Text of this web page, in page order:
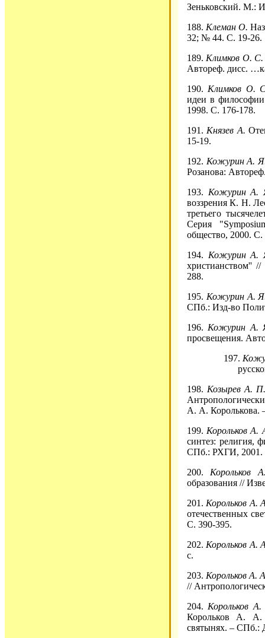
Зеньковский. М.:
188. Клеман О.
32; № 44. С. 19-26.
189. Климков О.
Автореф. дисс.
190. Климков О.
идеи в
1998. С. 176-178.
191. Князев А.
15-19.
192. Кожурин А.
Розанова:
193. Кожурин
воззрения К. Н.
третьего
Серия
общество, 2000. С.
194. Кожурин
христианством''
288.
195. Кожурин А.
СПб.: Изд-во
196. Кожурин
просвещения.
197.
198. Козырев А.
А. А. Королькова.
199. Корольков А.
синтез: религия,
СПб.: РХГИ, 2001.
200. Корольков
образования //
201. Корольков А.
отечественных
С. 390-395.
202. Корольков А.
с.
203. Корольков А.
//
204. Корольков
Корольков А. А.
святынях. – СПб.: